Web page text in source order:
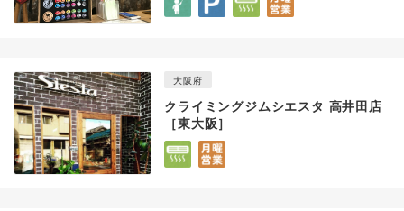
大阪府
クライミングジムシエスタ 高井田店
［東大阪］